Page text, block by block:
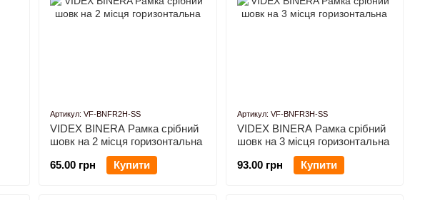
Артикул: VF-BNFR2H-SS
VIDEX BINERA Рамка срібний
шовк на 2 місця горизонтальна
65.00 грн
Купити
Артикул: VF-BNFR3H-SS
VIDEX BINERA Рамка срібний
шовк на 3 місця горизонтальна
93.00 грн
Купити